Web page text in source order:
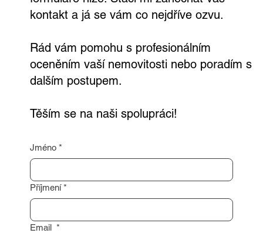
kontakt a já se vám co nejdříve ozvu.
Rád vám pomohu s profesionálním
oceněním vaší nemovitosti nebo poradím s
dalším postupem.
Těším se na naši spolupráci!
Jméno *
Příjmení *
Email *